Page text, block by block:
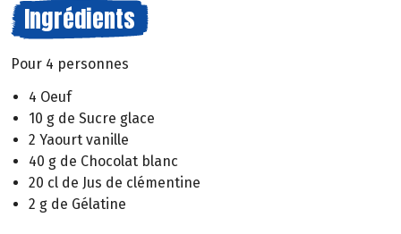
Ingrédients
Pour 4 personnes
4 Oeuf
10 g de Sucre glace
2 Yaourt vanille
40 g de Chocolat blanc
20 cl de Jus de clémentine
2 g de Gélatine